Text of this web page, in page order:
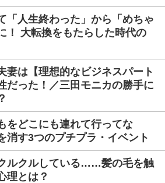
「人生終わった」から「めちゃ
！ 大転換をもたらした時代の
妻は【理想的なビジネスパート
だった！／三田モニカの勝手に
をどこにも連れて行ってな
す3つのプチプラ・イベント
ルクルしている……髪の毛を触
理とは？